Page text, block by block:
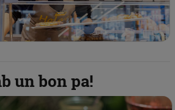
un bon pa!